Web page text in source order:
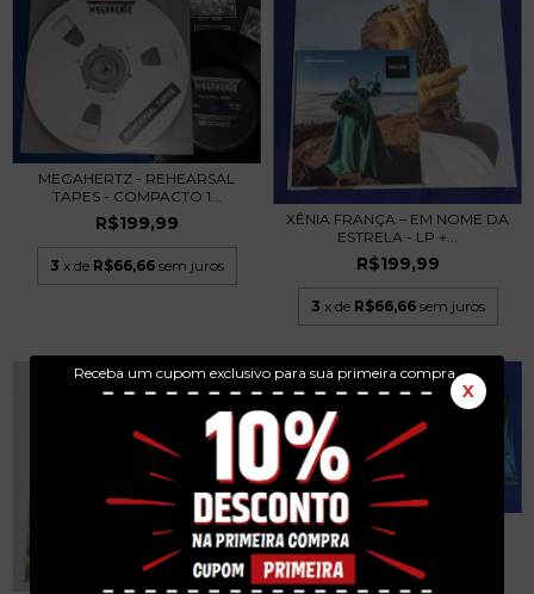
Receba um cupom exclusivo para sua primeira compra.
X
MEGAHERTZ - REHEARSAL
TAPES - COMPACTO 1...
R$199,99
3 x de R$66,66 sem juros
XÊNIA FRANÇA – EM NOME DA
ESTRELA - LP +...
R$199,99
3 x de R$66,66 sem juros
EDGAR – ULTRALEVE - LP +
REVISTA 2021 NO...
R$179,99